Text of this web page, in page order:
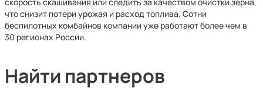
что снизит потери урожая и расход топлива. Сотни
беспилотных комбайнов компании уже работают более чем в
30 регионах России.
Найти партнеров